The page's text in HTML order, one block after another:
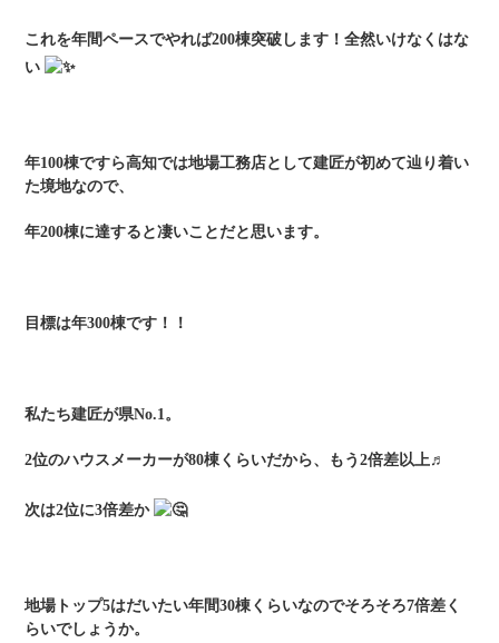
これを年間ペースでやれば200棟突破します！全然いけなくはな
い
年100棟ですら高知では地場工務店として建匠が初めて辿り着い
た境地なので、
年200棟に達すると凄いことだと思います。
目標は年300棟です！！
私たち建匠が県No.1。
2位のハウスメーカーが80棟くらいだから、もう2倍差以上♬
次は2位に3倍差か
地場トップ5はだいたい年間30棟くらいなのでそろそろ7倍差く
らいでしょうか。